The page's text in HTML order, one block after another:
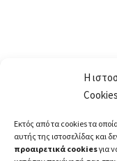
Η
Cookies
Εκτός από τα cookies τα οποία
αυτής της ιστοσελίδας και
προαιρετικά cookiesγια